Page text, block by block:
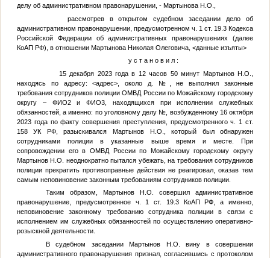
делу об административном правонарушении, - Мартынова Н.О.,
рассмотрев в открытом судебном заседании дело об
административном правонарушении, предусмотренном ч. 1 ст. 19.3 Кодекса
Российской Федерации об административных правонарушениях (далее
КоАП РФ), в отношении Мартынова Николая Олеговича, <данные изъяты>
у с т а н о в и л :
15 декабря 2023 года в 12 часов 50 минут Мартынов Н.О.,
находясь по адресу:<адрес> , около д. №
, не выполнил законные
требования сотрудников полиции ОМВД России по Можайскому городскому
округу – ФИО2иФИО3 , находящихся при исполнении служебных
обязанностей, а именно: по уголовному делу № , возбужденному 16 октября
2023 года по факту совершения преступления, предусмотренного ч. 1 ст.
158 УК РФ, разыскивался Мартынов Н.О., который был обнаружен
сотрудниками полиции в указанные выше время и месте. При
сопровождении его в ОМВД России по Можайскому городскому округу
Мартынов Н.О. неоднократно пытался убежать, на требования сотрудников
полиции прекратить противоправные действия не реагировал, оказав тем
самым неповиновение законным требованиям сотрудников полиции.
Таким образом, Мартынов Н.О. совершил административное
правонарушение, предусмотренное ч. 1 ст. 19.3 КоАП РФ, а именно,
неповиновение законному требованию сотрудника полиции в связи с
исполнением им служебных обязанностей по осуществлению оперативно-
розыскной деятельности.
В судебном заседании Мартынов Н.О. вину в совершении
административного правонарушения признал, согласившись с протоколом